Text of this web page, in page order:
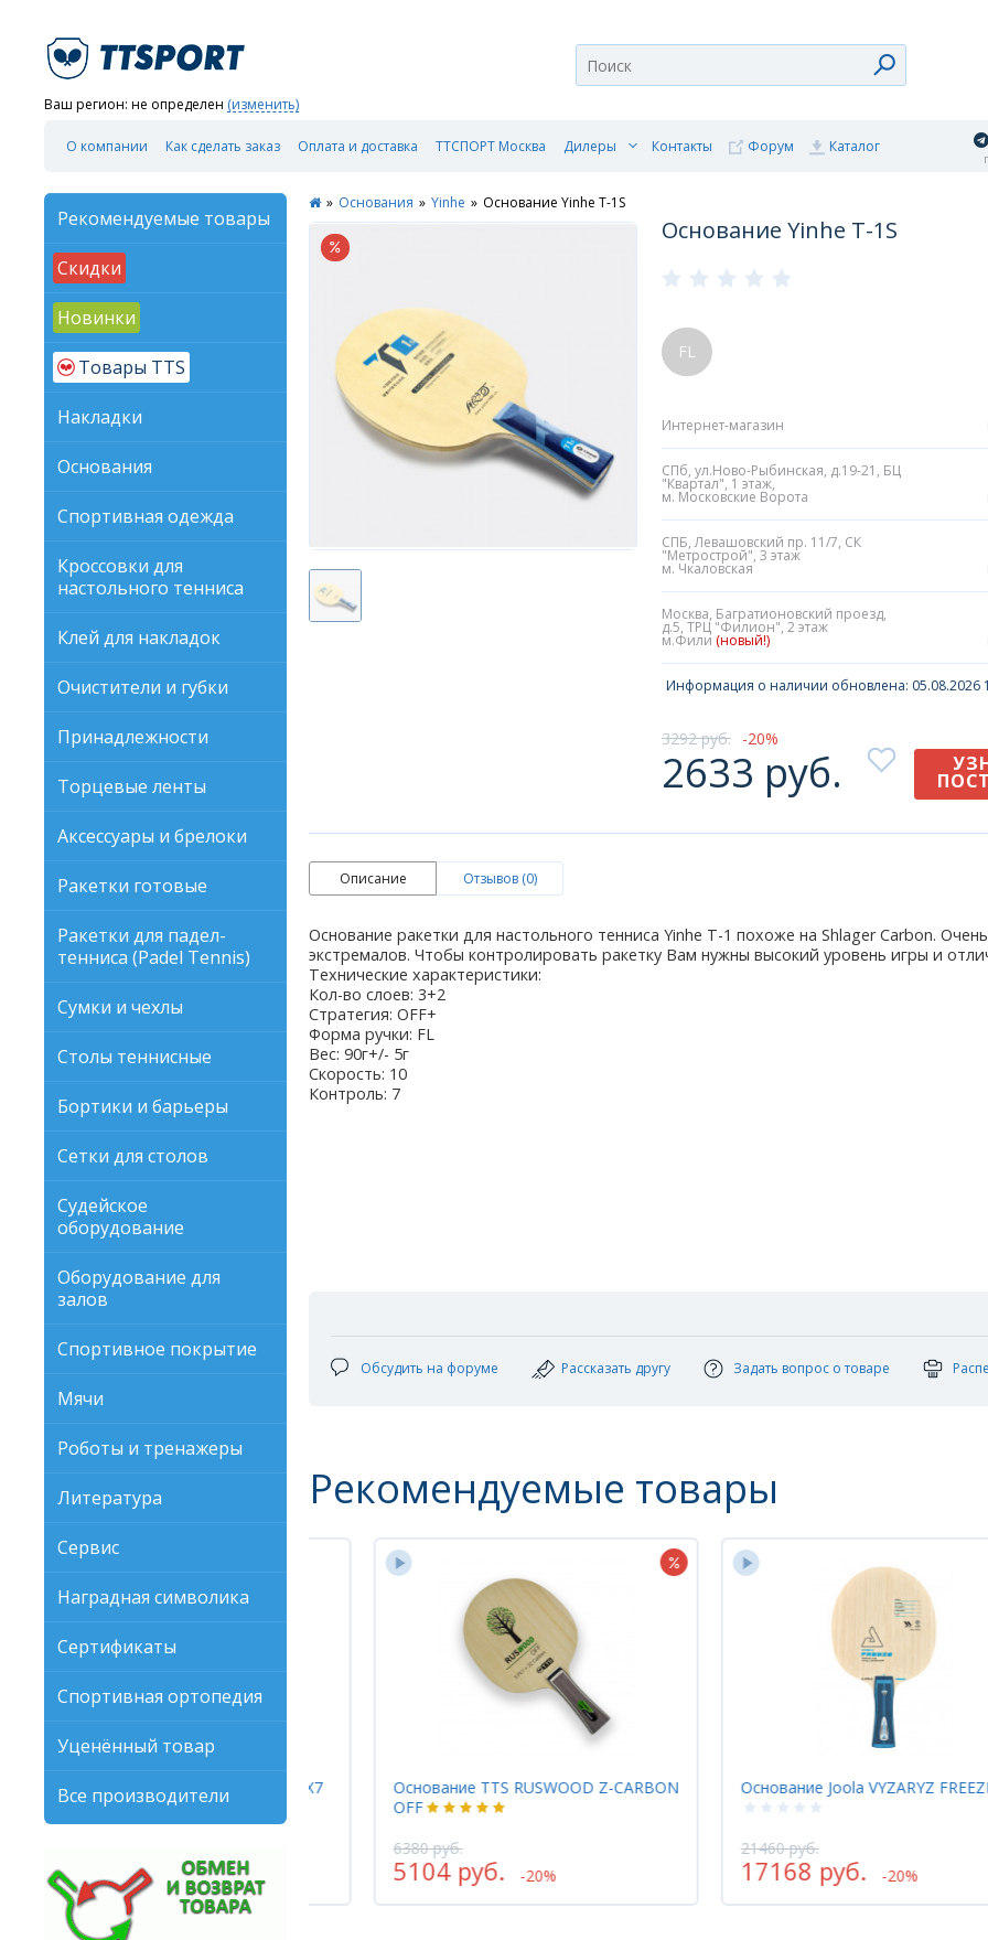
Ваш регион: не определен (изменить)
О компании Как сделать заказ Оплата и доставка ТТСПОРТ Москва Дилеры Контакты Форум Каталог
Рекомендуемые товары
Скидки
Новинки
Товары TTS
Накладки
Основания
Спортивная одежда
Кроссовки для
настольного тенниса
Клей для накладок
Очистители и губки
Принадлежности
Торцевые ленты
Аксессуары и брелоки
Ракетки готовые
Ракетки для падел-
тенниса (Padel Tennis)
Сумки и чехлы
Столы теннисные
Бортики и барьеры
Сетки для столов
Судейское
оборудование
Оборудование для
залов
Спортивное покрытие
Мячи
Роботы и тренажеры
Литература
Сервис
Наградная символика
Сертификаты
Спортивная ортопедия
Уценённый товар
Все производители
» Основания » Yinhe » Основание Yinhe T-1S
Основание Yinhe T-1S
FL
Интернет-магазин
СПб, ул.Ново-Рыбинская, д.19-21, БЦ
"Квартал", 1 этаж,
м. Московские Ворота
СПБ, Левашовский пр. 11/7, СК
"Метрострой", 3 этаж
м. Чкаловская
Москва, Багратионовский проезд,
д.5, ТРЦ "Филион", 2 этаж
м.Фили (новый!)
Информация о наличии обновлена: 05.08.2026
3292 руб. 20
2633 руб.
Описание Отзывов (0)
Основание ракетки для настольного тенниса Yinhe T-1 похоже на Shlager Carbon.
экстремалов. Чтобы контролировать ракетку Вам нужны высокий уровень игры и
Технические характеристики:
Кол-во слоев: 3+2
Стратегия: OFF+
Форма ручки: FL
Вес: 90г+/- 5г
Скорость: 10
Контроль: 7
Обсудить на форуме Рассказать другу Задать вопрос о товаре
Рекомендуемые товары
Основание Butterfly BALSACARBO X7
7540 руб.
Основание TTS RUSWOOD Z-CARBON
OFF
6380 руб.
5104 руб. -20%
Основание Joola VYZARYZ FREEZE
21460 руб.
17168 руб. -20%